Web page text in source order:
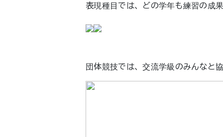
表現種目では、どの学年も練習の成
団体競技では、交流学級のみんなと